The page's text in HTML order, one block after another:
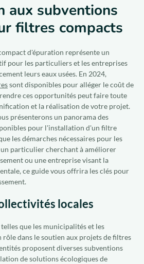
aux subventions
filtres compacts
d'épuration représente un
pour les particuliers et les entreprises
leurs eaux usées. En 2024,
sont disponibles pour alléger le coût de
ces opportunités peut faire toute
et la réalisation de votre projet.
présenterons un panorama des
pour l'installation d'un filtre
les démarches nécessaires pour les
un particulier cherchant à améliorer
ou une entreprise visant la
ce guide vous offrira les clés pour
locales
que les municipalités et les
dans le soutien aux projets de filtres
proposent diverses subventions
de solutions écologiques de